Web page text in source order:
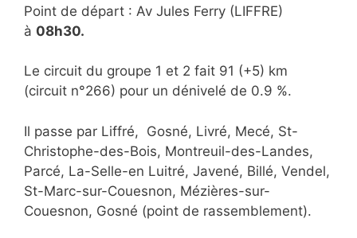
Point de départ : Av Jules Ferry (LIFFRE)
à 08h30.
Le circuit du groupe 1 et 2 fait 91 (+5) km
(circuit n°266) pour un dénivelé de 0.9 %.
Il passe par Liffré, Gosné, Livré, Mecé, St-
Christophe-des-Bois, Montreuil-des-Landes,
Parcé, La-Selle-en Luitré, Javené, Billé, Vendel,
St-Marc-sur-Couesnon, Mézières-sur-
Couesnon, Gosné (point de rassemblement).